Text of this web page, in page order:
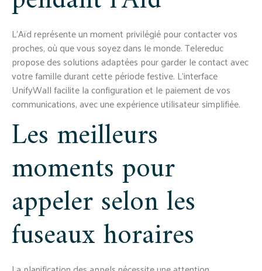
L'Aïd représente un moment privilégié pour contacter vos
proches, où que vous soyez dans le monde. Telereduc
propose des solutions adaptées pour garder le contact avec
votre famille durant cette période festive. L'interface
UnifyWall facilite la configuration et le paiement de vos
communications, avec une expérience utilisateur simplifiée.
Les meilleurs
moments pour
appeler selon les
fuseaux horaires